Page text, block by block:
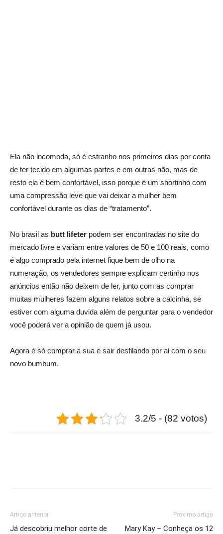
Ela não incomoda, só é estranho nos primeiros dias por conta
de ter tecido em algumas partes e em outras não, mas de
resto ela é bem confortável, isso porque é um shortinho com
uma compressão leve que vai deixar a mulher bem
confortável durante os dias de “tratamento”.
No brasil as butt lifeter podem ser encontradas no site do
mercado livre e variam entre valores de 50 e 100 reais, como
é algo comprado pela internet fique bem de olho na
numeração, os vendedores sempre explicam certinho nos
anúncios então não deixem de ler, junto com as comprar
muitas mulheres fazem alguns relatos sobre a calcinha, se
estiver com alguma duvida além de perguntar para o vendedor
você poderá ver a opinião de quem já usou.
Agora é só comprar a sua e sair desfilando por ai com o seu
novo bumbum.
3.2/5 - (82 votos)
Artigo anterior
Já descobriu melhor corte de
Próximo artigo
Mary Kay – Conheça os 12